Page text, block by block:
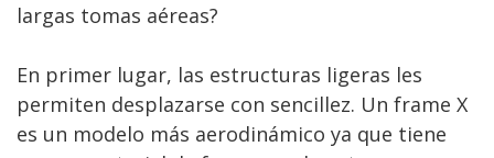
largas tomas aéreas?
En primer lugar, las estructuras ligeras les
permiten desplazarse con sencillez. Un frame X
es un modelo más aerodinámico ya que tiene